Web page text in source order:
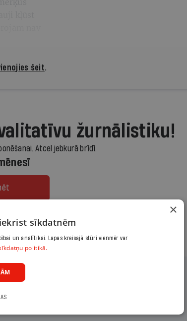
šeit.
žurnālistiku!
Atcel jebkurā brīdī.
meklē šeit
×
sīkdatnēm
un analītikai. Lapas kreisajā stūrī vienmēr var
politikā.